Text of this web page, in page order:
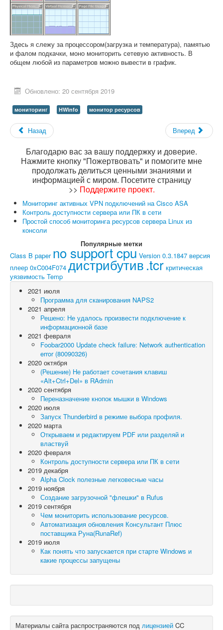
Здесь я слежу за процессором(загрузка и температура), памятью
и фалом подкачки, моно мониторить сетевую активность. В
общем любой из параметров можно вывести в график.
Обновлено: 20 сентября 2019
мониторинг HWinfo монитор ресурсов
Назад Вперед
Благодарю вас за вашу поддержку и доверие.
Нажмите кнопку "Пожертвовать" и помогите мне
продолжать делиться ценными знаниями и
информацией с миром. Посетите страницу
>> Поддержите проект.
Мониторинг активных VPN подключений на Cisco ASA
Контроль доступности сервера или ПК в сети
Простой способ мониторинга ресурсов сервера Linux из
консоли
Популярные метки
Class B paper no support cpu Version 0.3.1847 версия
плеер 0xC004F074 дистрибутив.tcr критическая
уязвимость Temp
2021 июля
Программа для сканирования NAPS2
2021 апреля
Решено: Не удалось произвести подключение к
информационной базе
2021 февраля
Foobar2000 Update check failure: Network authentication
error (80090326)
2020 октября
(Решение) Не работает сочетания клавиш
«Alt+Ctrl+Del» в RAdmin
2020 сентября
Переназначение кнопок мышки в Windows
2020 июля
Запуск Thunderbird в режиме выбора профиля.
2020 марта
Открываем и редактируем PDF или разделяй и
властвуй
2020 февраля
Контроль доступности сервера или ПК в сети
2019 декабря
Alpha Clock полезные легковесные часы
2019 ноября
Создание загрузочной "флешки" в Rufus
2019 сентября
Чем мониторить использование ресурсов.
Автоматизация обновления Консультант Плюс
поставщика Руна(RunaRef)
2019 июля
Как понять что запускается при старте Windows и
какие процессы запущены
Материалы сайта распространяются под лицензией CC